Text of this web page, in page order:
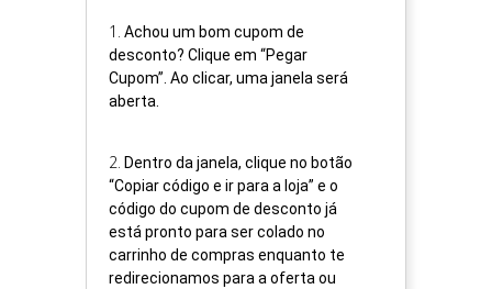
1 Achou um bom cupom de
desconto? Clique em “Pegar
Cupom”. Ao clicar, uma janela será
aberta.
2 Dentro da janela, clique no botão
“Copiar código e ir para a loja” e o
código do cupom de desconto já
está pronto para ser colado no
carrinho de compras enquanto te
redirecionamos para a oferta ou